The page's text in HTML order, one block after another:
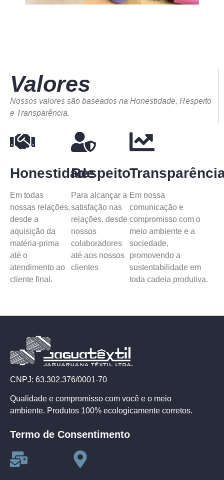
Valores
Nossos valores são baseados na Honestidade, Respeito
e Transparência.
Honestidade
Em todas
nossas relações,
desde a
aquisição da
matéria-prima
até o
atendimento ao
cliente final.
Respeito
Para alcançar a
satisfação nas
relações, desde
nossos
colaboradores
até aos nossos
clientes
Em nossa
comunicação e
compromisso com o
meio ambiente e a
sociedade,
promovendo a
sustentabilidade em
toda cadeia produtiva.
CNPJ: 63.302.376/0001-70
Qualidade e compromisso com você e o meio
ambiente. Produtos 100% ecologicamente corretos.
Termo de Consentimento